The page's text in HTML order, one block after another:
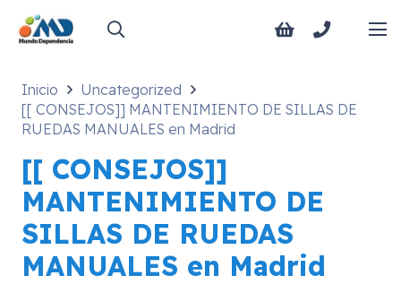
Inicio
Uncategorized
[[ CONSEJOS]] MANTENIMIENTO DE SILLAS DE
RUEDAS MANUALES en Madrid
[[ CONSEJOS]]
MANTENIMIENTO DE
SILLAS DE RUEDAS
MANUALES en Madrid